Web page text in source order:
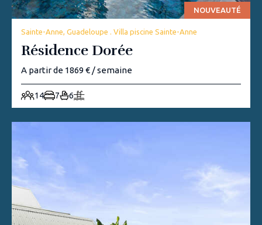
NOUVEAUTÉ
Sainte-Anne, Guadeloupe . Villa piscine Sainte-Anne
Résidence Dorée
A partir de 1869 € / semaine
14 7 6